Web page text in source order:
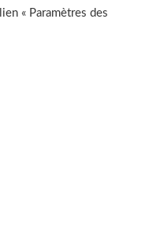
« Paramètres des